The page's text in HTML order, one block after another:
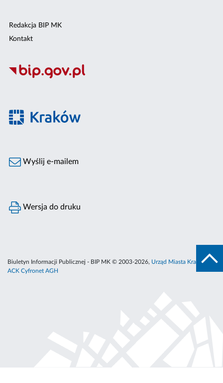
Redakcja BIP MK
Kontakt
Wyślij e-mailem
Wersja do druku
Biuletyn Informacji Publicznej - BIP MK © 2003-2026, Urząd Miasta Krakowa
ACK Cyfronet AGH